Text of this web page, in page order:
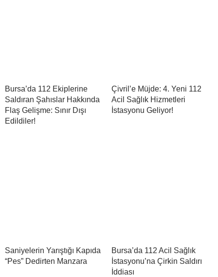
Bursa’da 112 Ekiplerine
Saldıran Şahıslar Hakkında
Flaş Gelişme: Sınır Dışı
Edildiler!
Çivril’e Müjde: 4. Yeni 112
Acil Sağlık Hizmetleri
İstasyonu Geliyor!
Saniyelerin Yarıştığı Kapıda
“Pes” Dedirten Manzara
Bursa’da 112 Acil Sağlık
İstasyonu’na Çirkin Saldırı
İddiası